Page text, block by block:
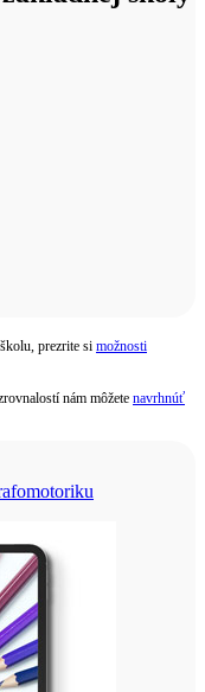
prezrite si možnosti
nám môžete navrhnúť